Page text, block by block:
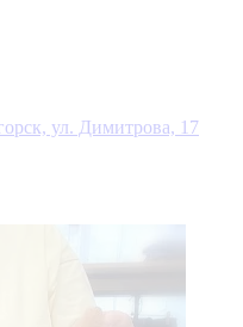
ул. Димитрова, 17